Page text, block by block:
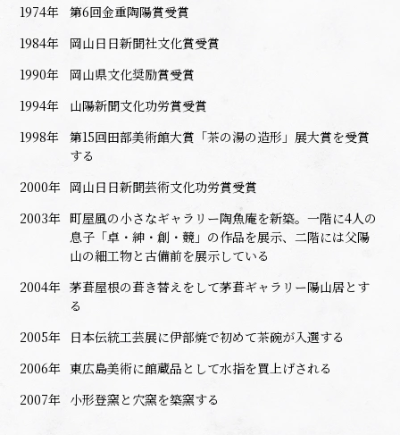
1974年
第6回金重陶陽賞受賞
1984年
岡山日日新聞社文化賞受賞
1990年
岡山県文化奨励賞受賞
1994年
山陽新聞文化功労賞受賞
1998年
第15回田部美術館大賞「茶の湯の造形」展大賞を受賞
する
2000年 岡山日日新聞芸術文化功労賞受賞
2003年 町屋風の小さなギャラリー陶魚庵を新築。一階に4人の
息子「卓・紳・創・競」の作品を展示、二階には父陽
山の細工物と古備前を展示している
2004年 茅葺屋根の葺き替えをして茅葺ギャラリー陽山居とす
る
2005年 日本伝統工芸展に伊部焼で初めて茶碗が入選する
2006年 東広島美術に館蔵品として水指を買上げされる
2007年 小形登窯と穴窯を築窯する